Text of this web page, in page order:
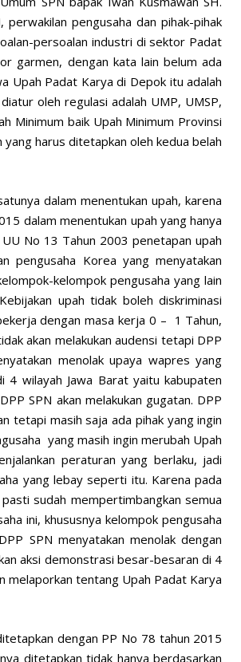
pengusaha dan pihak-pihak
persoalan industri di sektor Padat
garmen, dengan kata lain belum ada
Upah Padat Karya di Depok itu adalah
oleh regulasi adalah UMP, UMSP,
Minimum baik Upah Minimum Provinsi
harus ditetapkan oleh kedua belah
dalam menentukan upah, karena
dalam menentukan upah yang hanya
No 13 Tahun 2003 penetapan upah
pengusaha Korea yang menyatakan
kelompok pengusaha yang lain
upah tidak boleh diskriminasi
dengan masa kerja 0 – 1 Tahun,
akan melakukan audensi tetapi DPP
menolak upaya wapres yang
4 wilayah Jawa Barat yaitu kabupaten
SPN akan melakukan gugatan. DPP
tetapi masih saja ada pihak yang ingin
yang masih ingin merubah Upah
peraturan yang berlaku, jadi
yang lebay seperti itu. Karena pada
sudah mempertimbangkan semua
ini, khususnya kelompok pengusaha
SPN menyatakan menolak dengan
aksi demonstrasi besar-besaran di 4
melaporkan tentang Upah Padat Karya
dengan PP No 78 tahun 2015
ditetapkan tidak hanya berdasarkan